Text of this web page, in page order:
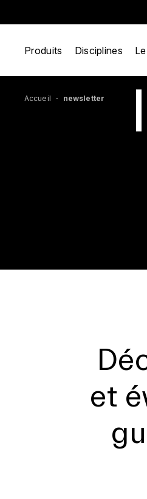
Produits Disciplines
Accueil newsletter
et